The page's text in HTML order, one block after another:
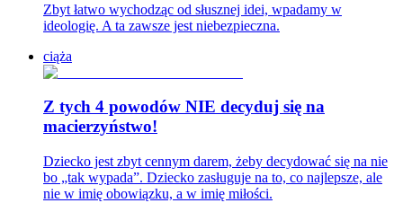
Zbyt łatwo wychodząc od słusznej idei, wpadamy w
ideologię. A ta zawsze jest niebezpieczna.
ciąża
Z tych 4 powodów NIE decyduj się na
macierzyństwo!
Dziecko jest zbyt cennym darem, żeby decydować się na nie
bo „tak wypada”. Dziecko zasługuje na to, co najlepsze, ale
nie w imię obowiązku, a w imię miłości.